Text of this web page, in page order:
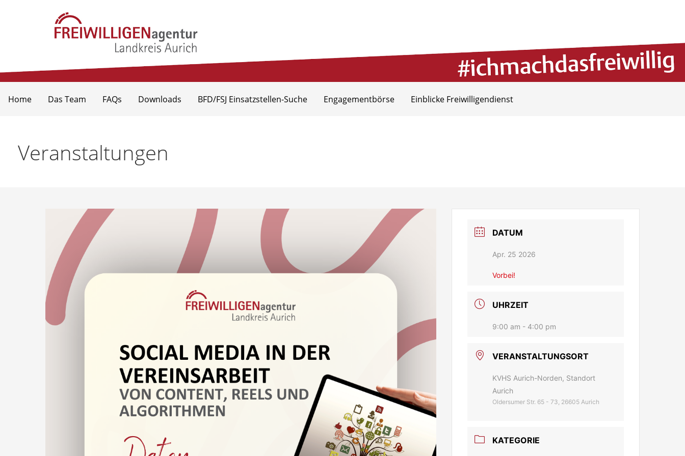
Freiwilligenagentur Landkreis Aurich
Home Das Team FAQs Downloads BFD/FSJ Einsatzstellen-Suche Engagementbörse Einblicke Freiwilligendienst
Veranstaltungen
DATUM
Apr. 25 2026
Vorbei!
UHRZEIT
9:00 am - 4:00 pm
VERANSTALTUNGSORT
KVHS Aurich-Norden, Standort
Aurich
Oldersumer Str. 65 - 73, 26605 Aurich
KATEGORIE